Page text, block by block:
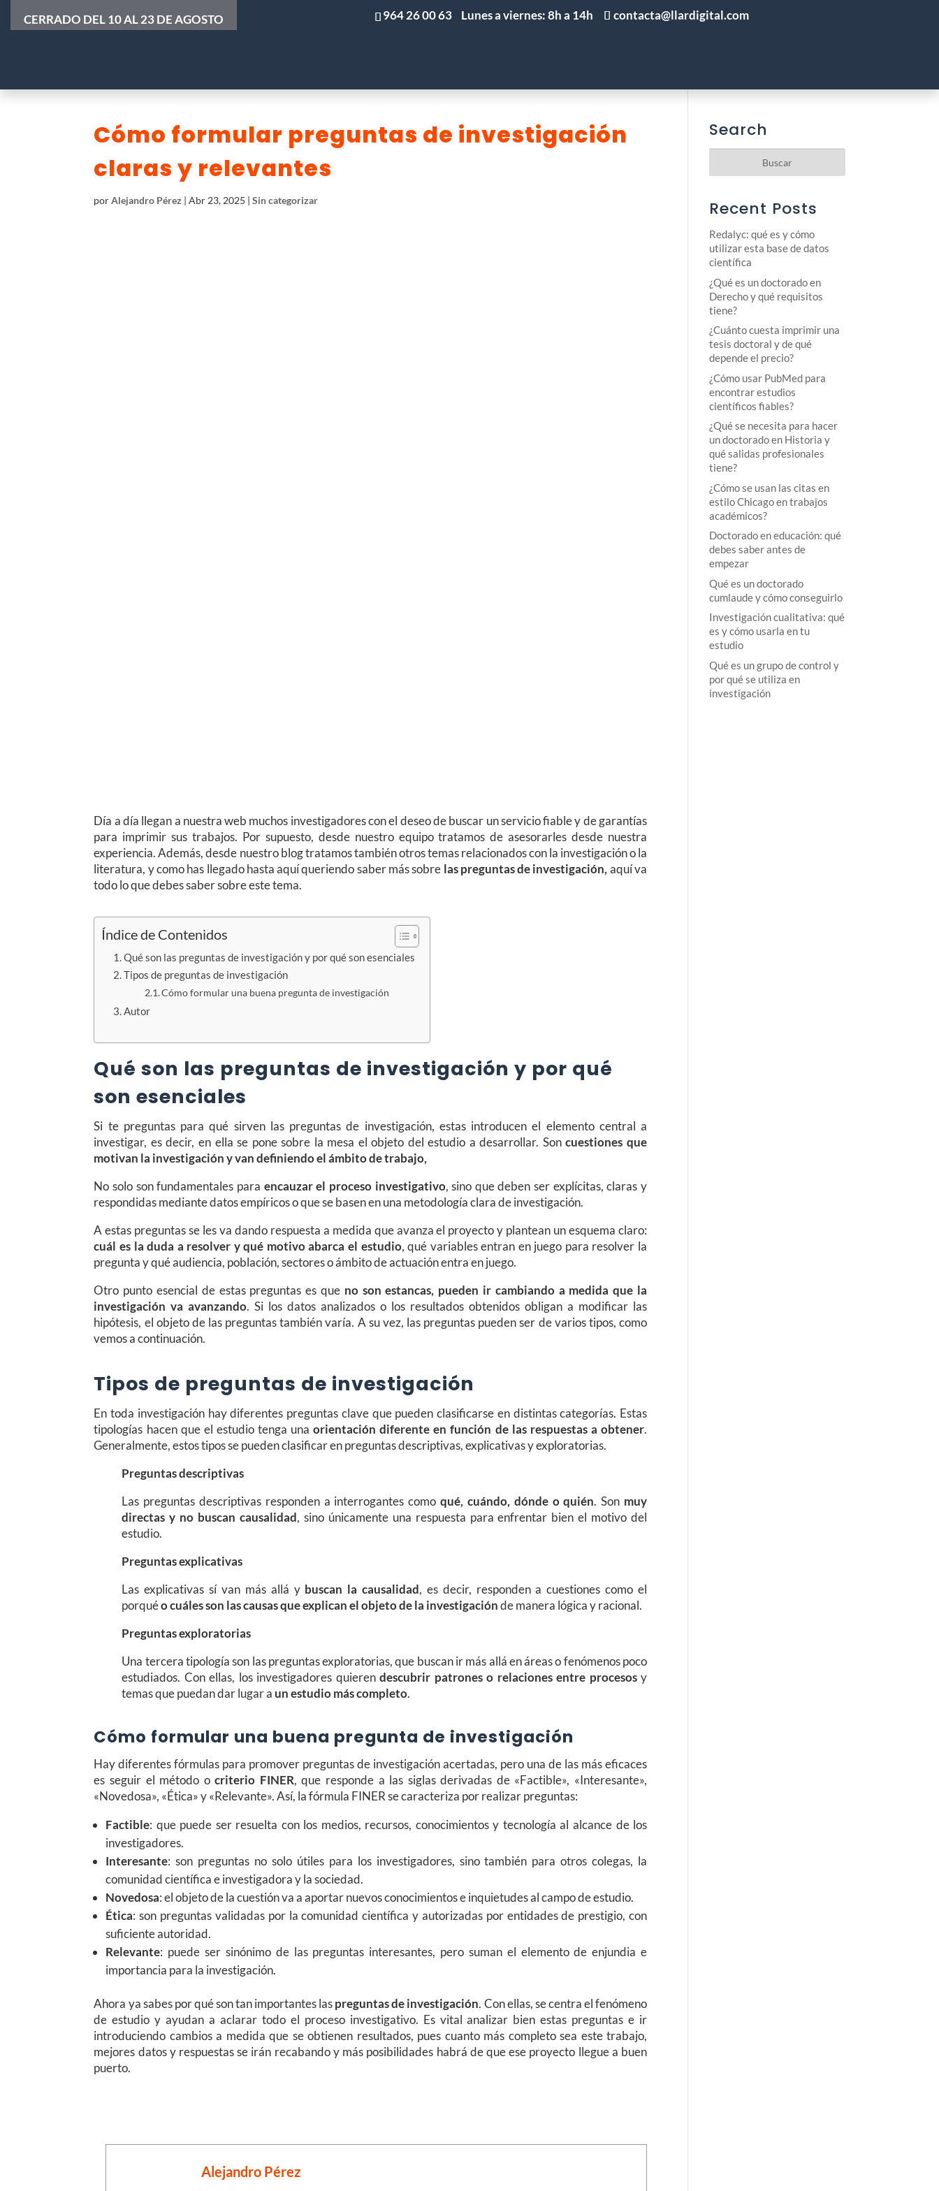
CERRADO DEL 10 AL 23 DE AGOSTO 964 26 00 63 Lunes a viernes: 8h a 14h contacta@llardigital.com
Cómo formular preguntas de investigación
claras y relevantes
porAlejandro Pérez |Abr 23, 2025 |Sin categorizar
Día a día llegan a nuestra web muchos investigadores con el deseo de buscar un servicio fiable y de garantías
para imprimir sus trabajos. Por supuesto, desde nuestro equipo tratamos de asesorarles desde nuestra
experiencia. Además, desde nuestro blog tratamos también otros temas relacionados con la investigación o la
literatura, y como has llegado hasta aquí queriendo saber más sobre las preguntas de investigación, aquí va
todo lo que debes saber sobre este tema.
Índice de Contenidos
Qué son las preguntas de investigación y por qué son esenciales
Tipos de preguntas de investigación
Cómo formular una buena pregunta de investigación
Autor
Qué son las preguntas de investigación y por qué
son esenciales
Si te preguntas para qué sirven las preguntas de investigación, estas introducen el elemento central a
investigar, es decir, en ella se pone sobre la mesa el objeto del estudio a desarrollar. Soncuestiones que
motivan la investigación y van definiendo el ámbito de trabajo,
No solo son fundamentales para encauzar el proceso investigativo, sino que deben ser explícitas, claras y
respondidas mediante datos empíricos o que se basen en una metodología clara de investigación.
A estas preguntas se les va dando respuesta a medida que avanza el proyecto y plantean un esquema claro:
cuál es la duda a resolver y qué motivo abarca el estudio, qué variables entran en juego para resolver la
pregunta y qué audiencia, población, sectores o ámbito de actuación entra en juego.
Otro punto esencial de estas preguntas es que no son estancas, pueden ir cambiando a medida que la
investigación va avanzando. Si los datos analizados o los resultados obtenidos obligan a modificar las
hipótesis, el objeto de las preguntas también varía. A su vez, las preguntas pueden ser de varios tipos, como
vemos a continuación.
Tipos de preguntas de investigación
En toda investigación hay diferentes preguntas clave que pueden clasificarse en distintas categorías. Estas
tipologías hacen que el estudio tenga unaorientación diferente en función de las respuestas a obtener.
Generalmente, estos tipos se pueden clasificar en preguntas descriptivas, explicativas y exploratorias.
Preguntas descriptivas
Las preguntas descriptivas responden a interrogantes comoqué, cuándo, dónde o quién. Son muy
directas y no buscan causalidad, sino únicamente una respuesta para enfrentar bien el motivo del
estudio.
Preguntas explicativas
Las explicativas sí van más allá y buscan la causalidad, es decir, responden a cuestiones como el
porquéo cuáles son las causas que explican el objeto de la investigaciónde manera lógica y racional.
Preguntas exploratorias
Una tercera tipología son las preguntas exploratorias, que buscan ir más allá en áreas o fenómenos poco
estudiados. Con ellas, los investigadores quierendescubrir patrones o relaciones entre procesosy
temas que puedan dar lugar a un estudio más completo.
Cómo formular una buena pregunta de investigación
Hay diferentes fórmulas para promover preguntas de investigación acertadas, pero una de las más eficaces
es seguir el método ocriterio FINER, que responde a las siglas derivadas de «Factible», «Interesante»,
«Novedosa», «Ética» y «Relevante». Así, la fórmula FINER se caracteriza por realizar preguntas:
Factible: que puede ser resuelta con los medios, recursos, conocimientos y tecnología al alcance de los
investigadores.
Interesante: son preguntas no solo útiles para los investigadores, sino también para otros colegas, la
comunidad científica e investigadora y la sociedad.
Novedosa: el objeto de la cuestión va a aportar nuevos conocimientos e inquietudes al campo de estudio.
Ética: son preguntas validadas por la comunidad científica y autorizadas por entidades de prestigio, con
suficiente autoridad.
Relevante: puede ser sinónimo de las preguntas interesantes, pero suman el elemento de enjundia e
importancia para la investigación.
Ahora ya sabes por qué son tan importantes laspreguntas de investigación. Con ellas, se centra el fenómeno
de estudio y ayudan a aclarar todo el proceso investigativo. Es vital analizar bien estas preguntas e ir
introduciendo cambios a medida que se obtienen resultados, pues cuanto más completo sea este trabajo,
mejores datos y respuestas se irán recabando y más posibilidades habrá de que ese proyecto llegue a buen
puerto.
Alejandro Pérez
Search
Recent Posts
Redalyc: qué es y cómo
utilizar esta base de datos
científica
¿Qué es un doctorado en
Derecho y qué requisitos
tiene?
¿Cuánto cuesta imprimir una
tesis doctoral y de qué
depende el precio?
¿Cómo usar PubMed para
encontrar estudios
científicos fiables?
¿Qué se necesita para hacer
un doctorado en Historia y
qué salidas profesionales
tiene?
¿Cómo se usan las citas en
estilo Chicago en trabajos
académicos?
Doctorado en educación: qué
debes saber antes de
empezar
Qué es un doctorado
cumlaude y cómo conseguirlo
Investigación cualitativa: qué
es y cómo usarla en tu
estudio
Qué es un grupo de control y
por qué se utiliza en
investigación